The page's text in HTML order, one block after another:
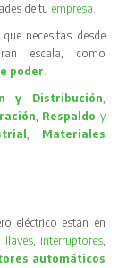
de tu empresa.
necesitas desde
escala, como
poder.
y Distribución,
, Respaldo y
, Materiales
eléctrico están en
llaves, interruptores,
automáticos